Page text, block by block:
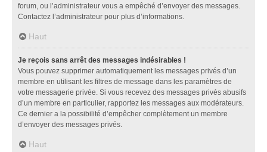
forum, ou l’administrateur vous a empêché d’envoyer des messages.
Contactez l’administrateur pour plus d’informations.
Haut
Je reçois sans arrêt des messages indésirables !
Vous pouvez supprimer automatiquement les messages privés d’un
membre en utilisant les filtres de message dans les paramètres de
votre messagerie privée. Si vous recevez des messages privés abusifs
d’un membre en particulier, rapportez les messages aux modérateurs.
Ce dernier a la possibilité d’empêcher complètement un membre
d’envoyer des messages privés.
Haut